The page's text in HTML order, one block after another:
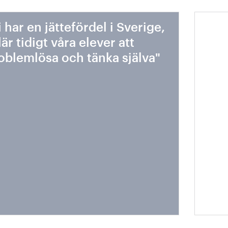
har en jättefördel i Sverige,
tidigt våra elever att
och tänka själva"